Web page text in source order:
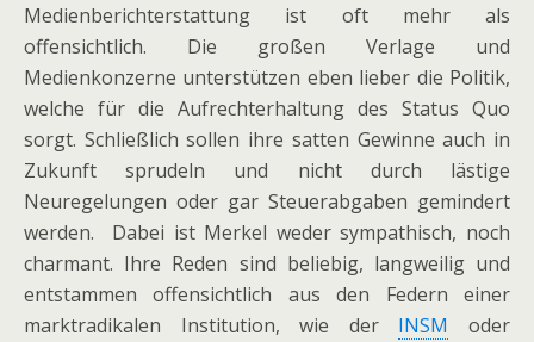
Medienberichterstattung ist oft mehr als
offensichtlich. Die großen Verlage und
Medienkonzerne unterstützen eben lieber die Politik,
welche für die Aufrechterhaltung des Status Quo
sorgt. Schließlich sollen ihre satten Gewinne auch in
Zukunft sprudeln und nicht durch lästige
Neuregelungen oder gar Steuerabgaben gemindert
werden. Dabei ist Merkel weder sympathisch, noch
charmant. Ihre Reden sind beliebig, langweilig und
entstammen offensichtlich aus den Federn einer
marktradikalen Institution, wie der INSM
oder